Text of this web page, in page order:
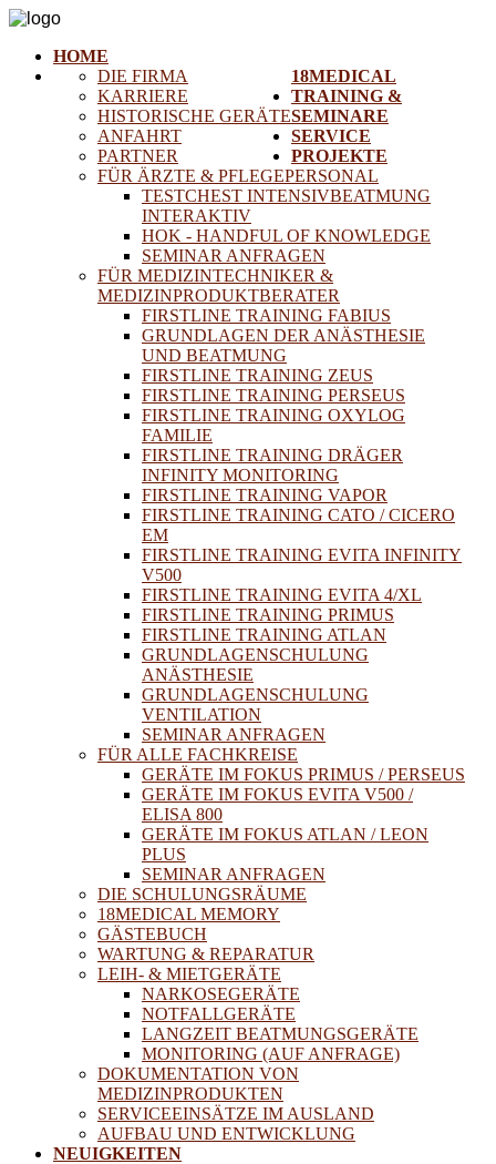
HOME
18MEDICAL
DIE FIRMA
KARRIERE
HISTORISCHE GERÄTE
ANFAHRT
PARTNER
TRAINING &
SEMINARE
FÜR ÄRZTE & PFLEGEPERSONAL
TESTCHEST INTENSIVBEATMUNG
INTERAKTIV
HOK - HANDFUL OF KNOWLEDGE
SEMINAR ANFRAGEN
FÜR MEDIZINTECHNIKER &
MEDIZINPRODUKTBERATER
FIRSTLINE TRAINING FABIUS
GRUNDLAGEN DER ANÄSTHESIE
UND BEATMUNG
FIRSTLINE TRAINING ZEUS
FIRSTLINE TRAINING PERSEUS
FIRSTLINE TRAINING OXYLOG
FAMILIE
FIRSTLINE TRAINING DRÄGER
INFINITY MONITORING
FIRSTLINE TRAINING VAPOR
FIRSTLINE TRAINING CATO / CICERO
EM
FIRSTLINE TRAINING EVITA INFINITY
V500
FIRSTLINE TRAINING EVITA 4/XL
FIRSTLINE TRAINING PRIMUS
FIRSTLINE TRAINING ATLAN
GRUNDLAGENSCHULUNG
ANÄSTHESIE
GRUNDLAGENSCHULUNG
VENTILATION
SEMINAR ANFRAGEN
FÜR ALLE FACHKREISE
GERÄTE IM FOKUS PRIMUS / PERSEUS
GERÄTE IM FOKUS EVITA V500 /
ELISA 800
GERÄTE IM FOKUS ATLAN / LEON
PLUS
SEMINAR ANFRAGEN
DIE SCHULUNGSRÄUME
18MEDICAL MEMORY
GÄSTEBUCH
SERVICE
WARTUNG & REPARATUR
LEIH- & MIETGERÄTE
NARKOSEGERÄTE
NOTFALLGERÄTE
LANGZEIT BEATMUNGSGERÄTE
MONITORING (AUF ANFRAGE)
DOKUMENTATION VON
MEDIZINPRODUKTEN
PROJEKTE
SERVICEEINSÄTZE IM AUSLAND
AUFBAU UND ENTWICKLUNG
NEUIGKEITEN